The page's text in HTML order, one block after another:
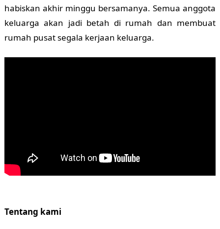
habiskan akhir minggu bersamanya. Semua anggota
keluarga akan jadi betah di rumah dan membuat
rumah pusat segala kerjaan keluarga.
Tentang kami